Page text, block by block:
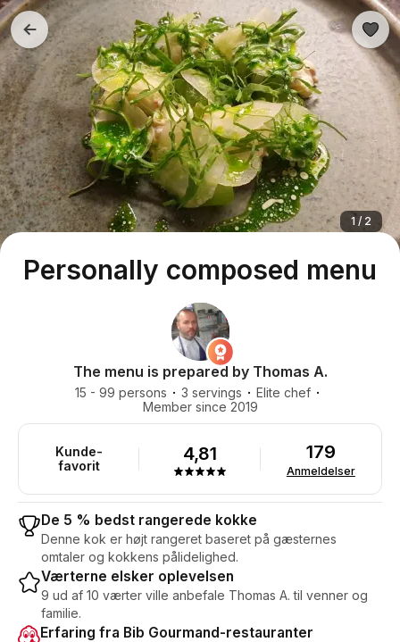
Personally composed menu
1 / 2
The menu is prepared by Thomas A.
15 - 99 persons 3 servings
Elite chef
Member since 2019
Kunde-
favorit
4,81 179
Anmeldelser
De 5 % bedst rangerede kokke
Denne kok er højt rangeret baseret på gæsternes
omtaler og kokkens pålidelighed.
Værterne elsker oplevelsen
9 ud af 10 værter ville anbefale Thomas A. til venner og
familie.
Erfaring fra Bib Gourmand-restauranter